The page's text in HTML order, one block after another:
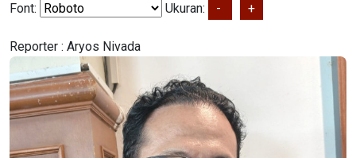
Font: Ukuran: - +
Reporter : Aryos Nivada